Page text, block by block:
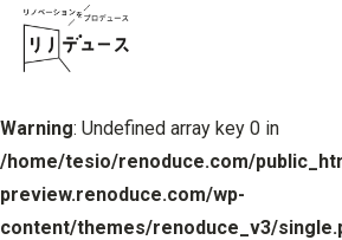
Warning: Undefined array key 0 in
/home/tesio/renoduce.com/
preview.renoduce.com/wp-
content/themes/renoduce_v3/